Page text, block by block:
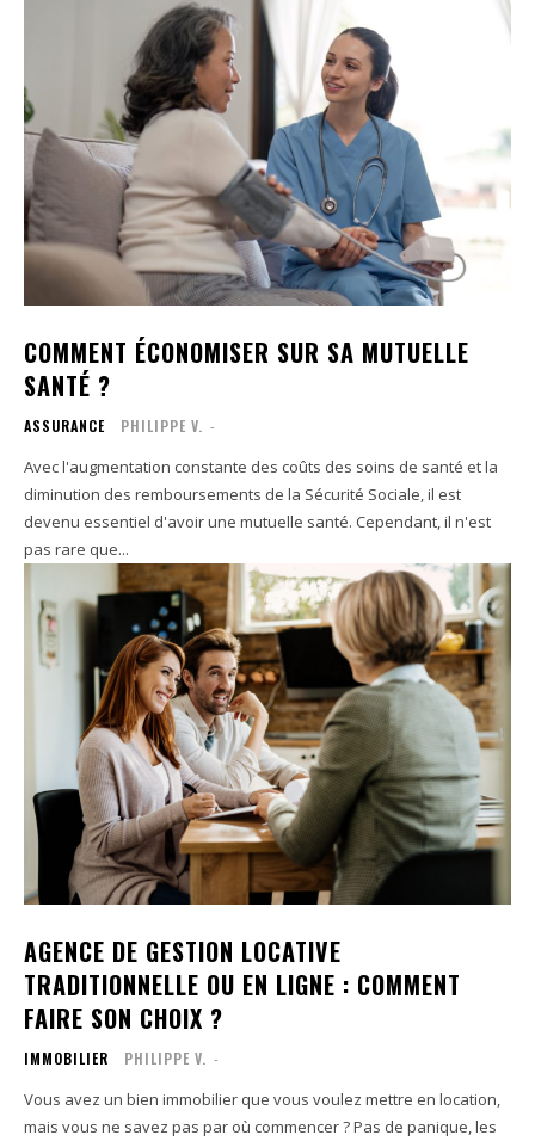
COMMENT ÉCONOMISER SUR SA MUTUELLE
SANTÉ ?
ASSURANCE PHILIPPE V. -
Avec l'augmentation constante des coûts des soins de santé et la
diminution des remboursements de la Sécurité Sociale, il est
devenu essentiel d'avoir une mutuelle santé. Cependant, il n'est
pas rare que...
AGENCE DE GESTION LOCATIVE
TRADITIONNELLE OU EN LIGNE : COMMENT
FAIRE SON CHOIX ?
IMMOBILIER PHILIPPE V. -
Vous avez un bien immobilier que vous voulez mettre en location,
mais vous ne savez pas par où commencer ? Pas de panique, les